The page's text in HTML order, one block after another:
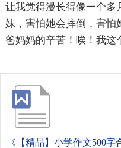
让我觉得漫长得像一个多
妹，害怕她会摔倒，害怕
爸妈妈的辛苦！唉！我这
《【精品】小学作文500字